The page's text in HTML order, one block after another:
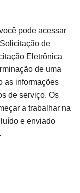
pode acessar
de
Eletrônica
de uma
as informações
de serviço. Os
a trabalhar na
e enviado